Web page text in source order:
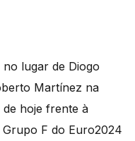
lugar de Diogo
Martínez na
hoje frente à
F do Euro2024